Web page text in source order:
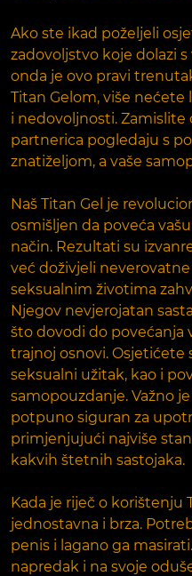
Ako ste ikad poželjeli
zadovoljstvo koje dolazi
onda je ovo pravi
Titan Gelom, više
i nedovoljnosti. Zamislite
partnerica pogledaju s
znatiželjom, a vaše
Naš Titan Gel je
osmišljen da poveća
način. Rezultati su
već doživjeli
seksualnim životima
Njegov nevjerojatan
što dovodi do povećanja
trajnoj osnovi. Osjetićete
seksualni užitak, kao i
samopouzdanje. Važno
potpuno siguran za
primjenjujući najviše
kakvih štetnih sastojaka.
Kada je riječ o korištenju
jednostavna i brza.
penis i lagano ga
napredak i na svoje